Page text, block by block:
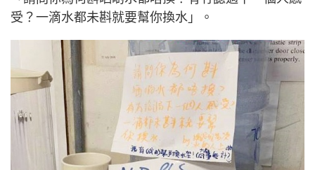
受？一滴水都未斟就要幫你換水」。